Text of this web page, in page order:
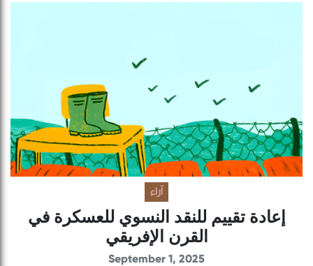
آراء
إعادة تقييم للنقد النسوي للعسكرة في
القرن الإفريقي
September 1, 2025